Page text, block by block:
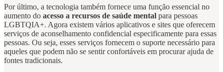
Por último, a tecnologia também fornece uma função essencial no
aumento do acesso a recursos de saúde mental para pessoas
LGBTQIA+. Agora existem vários aplicativos e sites que oferecem
serviços de aconselhamento confidencial especificamente para essas
pessoas. Ou seja, esses serviços fornecem o suporte necessário para
aqueles que podem não se sentir confortáveis em procurar ajuda de
fontes tradicionais.